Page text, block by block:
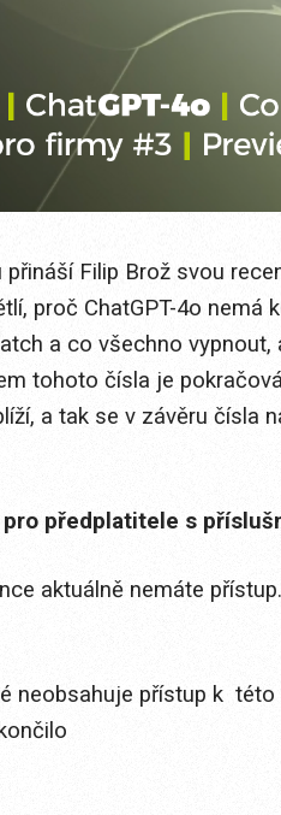
Filip Brož svou
proč ChatGPT-4o nemá
a co všechno
tohoto čísla je
a tak se v závěru čísla
předplatitele s
aktuálně nemáte
neobsahuje přístup k této